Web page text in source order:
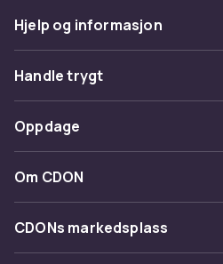
Hjelp og informasjon
Vanlige spørsmål
Spor pakke
Angre & returner her
Kontakt oss
Handle trygt
Betaling
Levering
Tilbakekallinger
Oppdage
Kategorier
Varemerker
Om CDON
Om oss
Kundeanmeldelser
CDONs markedsplass